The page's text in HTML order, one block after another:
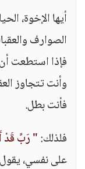
أيها الإخوة،
الصوارف
فإذا استطعت
وأنت تتجاوز
فأنت بطل.
فلذلك:" رَبِّ قَدْ
على نفسي، يقول